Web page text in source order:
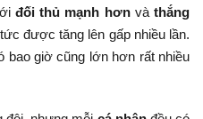
đối thủ mạnh hơnvàthắng
được tăng lên gấp nhiều lần.
bao giờ cũng lớn hơn rất nhiều